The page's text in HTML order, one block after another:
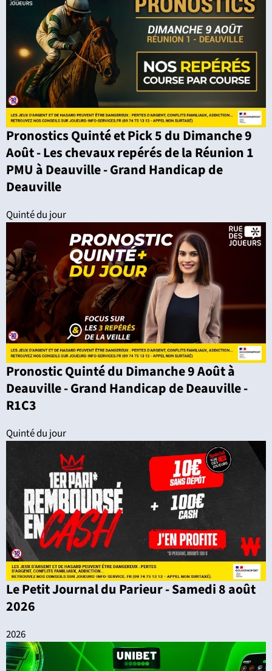
Pronostics Quinté et Pick 5 du Dimanche 9
Août - Les chevaux repérés de la Réunion 1
PMU à Deauville - Grand Handicap de
Deauville
Quinté du jour
Pronostic Quinté du Dimanche 9 Août à
Deauville - Grand Handicap de Deauville -
R1C3
Quinté du jour
Le Petit Journal du Parieur - Samedi 8 août
2026
2026